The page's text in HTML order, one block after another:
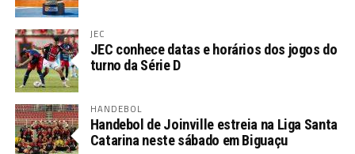
JEC
JEC conhece datas e horários dos jogos do
turno da Série D
HANDEBOL
Handebol de Joinville estreia na Liga Santa
Catarina neste sábado em Biguaçu